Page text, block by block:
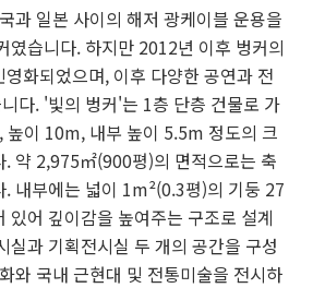
과 일본 사이의 해저 광케이블 운용을
였습니다. 하지만 2012년 이후 벙커의
화되었으며, 이후 다양한 공연과 전
다. '빛의 벙커'는 1층 단층 건물로 가
이 10m, 내부 높이 5.5m 정도의 크
. 약 2,975㎡(900평)의 면적으로는 축
. 내부에는 넓이 1m²(0.3평)의 기둥 27
있어 깊이감을 높여주는 구조로 설계
실과 기획전시실 두 개의 공간을 구성
와 국내 근현대 및 전통미술을 전시하